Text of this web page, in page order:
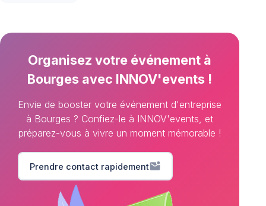
Organisez votre événement à
Bourges avec INNOV'events !
Envie de booster votre événement d'entreprise
à Bourges ? Confiez-le à INNOV'events, et
préparez-vous à vivre un moment mémorable !
Prendre contact rapidementmark_email_unread